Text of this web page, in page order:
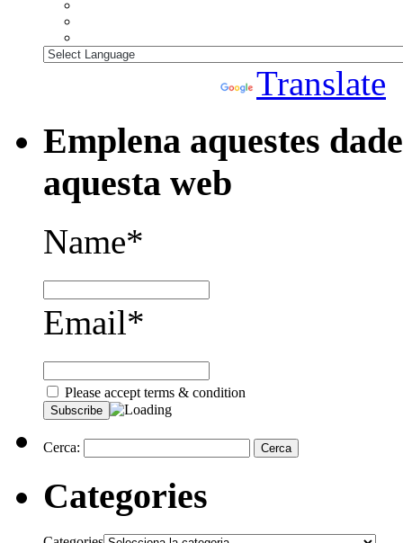
Translate
Emplena aquestes
aquesta web
Name*
Email*
Please accept terms & condition
Cerca:
Categories